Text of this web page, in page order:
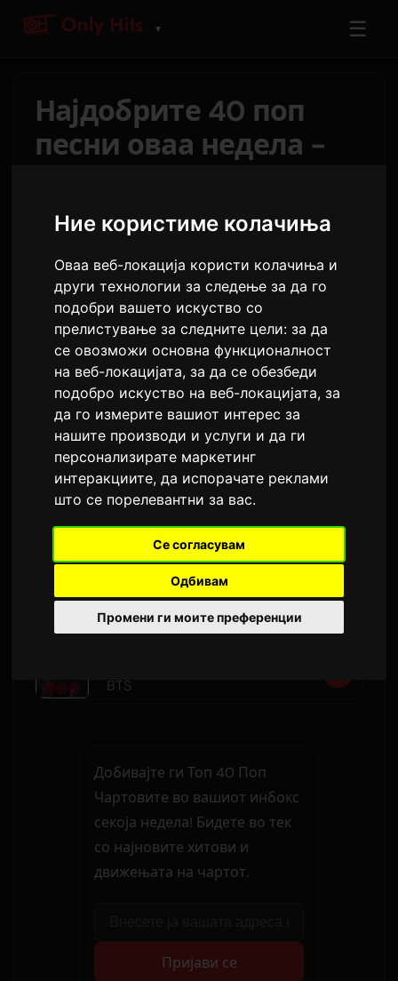
Ние користиме колачиња
Оваа веб-локација користи колачиња и
други технологии за следење за да го
подобри вашето искуство со
прелистување за следните цели:за да
се овозможи основна функционалност
на веб-локацијата,за да се обезбеди
подобро искуство на веб-локацијата,за
да го измерите вашиот интерес за
нашите производи и услуги и да ги
персонализирате маркетинг
интеракциите,да испорачате реклами
што се порелевантни за вас.
Се согласувам
Одбивам
Промени ги моите преференции
▼ ☰
Најдобрите 40 поп
песни оваа недела -
ОдSam 29 јули 2026 1,827 прегледи
ја обезбедува шестата
последователна недела на првото место со
hate that i made you love me. Temper City
останува цврсто на второто место соSelf
Awareчетврта недела.BTS напредува три
места до третото соSWIM, додекаХари
Стајлс
се искачува до четвртото место со
American Girls.Грејси Абрамсја презема
највисоката
hate that i made you love me
Ariana Grande
Self Aware
Temper City
BTS
Добивајте ги Топ 40 Поп
Чартовите во вашиот инбокс
секоја недела! Бидете во тек
со најновите хитови и
движењата на чартот.
Пријави се